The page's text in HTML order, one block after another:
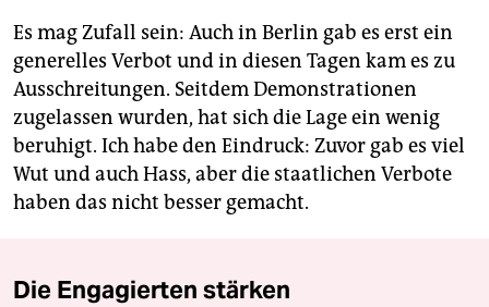
Es mag Zufall sein: Auch in Berlin gab es erst ein
generelles Verbot und in diesen Tagen kam es zu
Ausschreitungen. Seitdem Demons­trationen
zugelassen wurden, hat sich die Lage ein wenig
beruhigt. Ich habe den Eindruck: Zuvor gab es viel
Wut und auch Hass, aber die staatlichen Verbote
haben das nicht besser gemacht.
Die Engagierten stärken